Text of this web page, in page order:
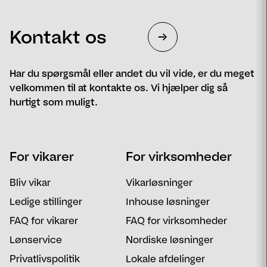
Kontakt os
Har du spørgsmål eller andet du vil vide, er du meget
velkommen til at kontakte os. Vi hjælper dig så
hurtigt som muligt.
Email Postnummer
Besked
For vikarer
Bliv vikar
Ledige stillinger
FAQ for vikarer
Lønservice
Privatlivspolitik
For virksomheder
Vikarløsninger
Inhouse løsninger
FAQ for virksomheder
Nordiske løsninger
Lokale afdelinger